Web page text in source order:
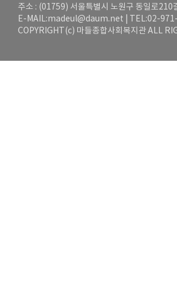
주소 : (01759) 서울특별시 노원구 동일로210
E-MAIL:madeul@daum.net | TEL:02-
COPYRIGHT(c) 마들종합사회복지관 ALL